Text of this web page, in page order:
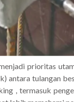
prioritas
antara tulangan
, termasuk